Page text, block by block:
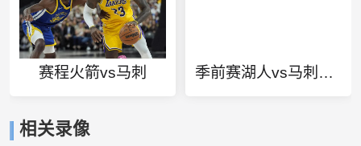
赛程火箭vs马刺 季前赛湖人vs马刺录像
相关录像